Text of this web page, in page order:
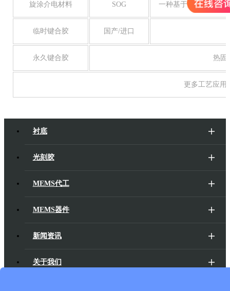
旋涂介电材料 SOG 一种基于聚硅氧烷的
临时键合胶 国产/进口
永久键合胶 热固
更多工艺应用
衬底
光刻胶
MEMS代工
MEMS器件
新闻资讯
关于我们